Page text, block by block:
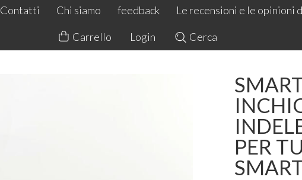
Contatti Chi siamo feedback Le recensioni e le opinioni
Carrello Login Cerca
PER